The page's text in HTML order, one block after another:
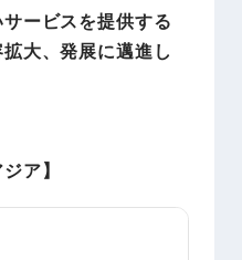
ービスを提供する
大、発展に邁進し
ア】